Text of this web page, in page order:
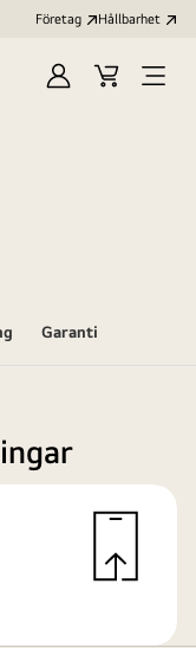
Företag Hållbarhet
LoggaKundvagn
Garanti